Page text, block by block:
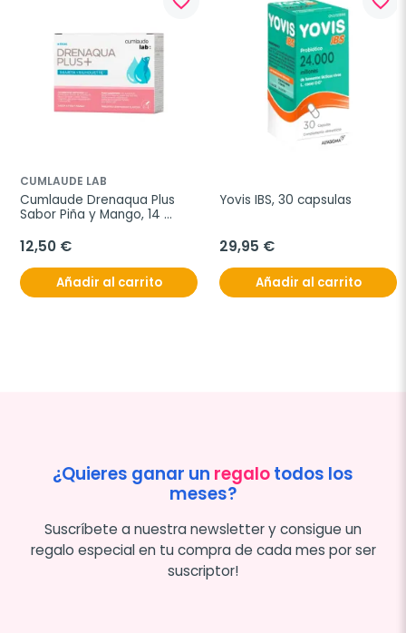
CUMLAUDE LAB
Cumlaude Drenaqua Plus
Sabor Piña y Mango, 14
12,50 €
Añadir al carrito
Yovis IBS, 30 capsulas
29,95 €
Añadir al carrito
¿Quieres ganar un regalotodos los
meses?
Suscríbete a nuestra newsletter y consigue un
regalo especial en tu compra de cada mes por ser
suscriptor!